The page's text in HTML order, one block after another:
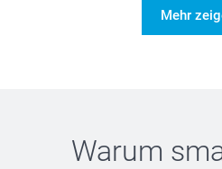
Mehr
Warum